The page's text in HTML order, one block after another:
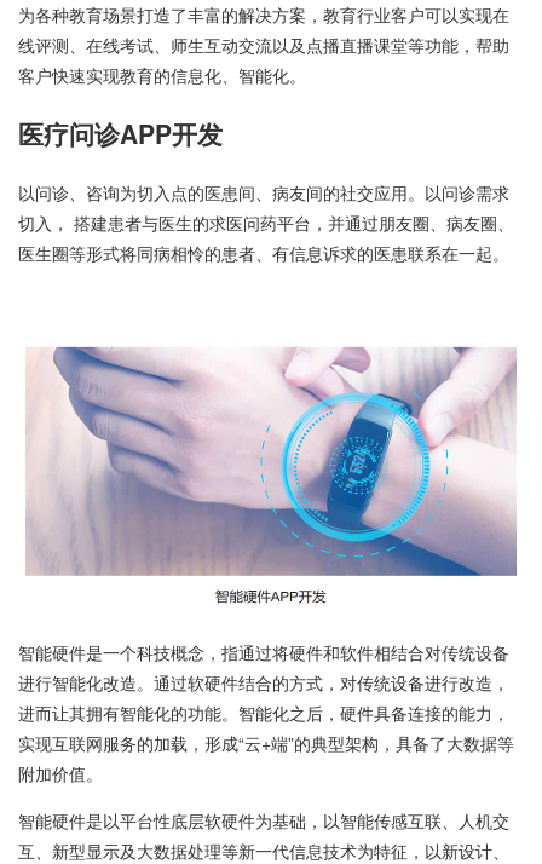
为各种教育场景打造了丰富的解决方案，教育行业客户可以实现在
线评测、在线考试、师生互动交流以及点播直播课堂等功能，帮助
客户快速实现教育的信息化、智能化。
医疗问诊APP开发
以问诊、咨询为切入点的医患间、病友间的社交应用。以问诊需求
切入， 搭建患者与医生的求医问药平台，并通过朋友圈、病友圈、
医生圈等形式将同病相怜的患者、有信息诉求的医患联系在一起。
智能硬件是一个科技概念，指通过将硬件和软件相结合对传统设备
进行智能化改造。通过软硬件结合的方式，对传统设备进行改造，
进而让其拥有智能化的功能。智能化之后，硬件具备连接的能力，
实现互联网服务的加载，形成“云+端”的典型架构，具备了大数据等
附加价值。
智能硬件是以平台性底层软硬件为基础，以智能传感互联、人机交
互、新型显示及大数据处理等新一代信息技术为特征，以新设计、